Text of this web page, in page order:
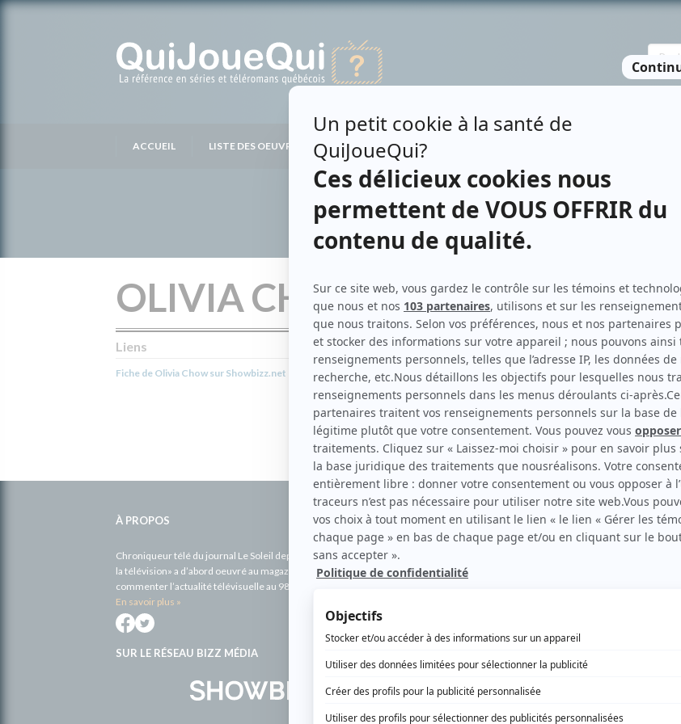
ACCUEIL LISTE DES OEUVRES LISTE DES PERSONNES
OLIVIA CHOW
Liens
Fiche de Olivia Chow sur Showbizz.net
Personnages
Jasmine (Petite Chinoise)
À PROPOS
Chroniqueur télé du journal Le Soleil depuis 2001, Richard Therrien carbure à son petit écran. Celui qu’on surnomme parfois
la télévision» a d’abord oeuvré au magazine TV Hebdo de 1996 à 2001. Sa spécialité: la télé québécoise. On peut l’entendre
commenter l’actualité télévisuelle au 98,5.
En savoir plus »
SUR LE RÉSEAU BIZZ MÉDIA